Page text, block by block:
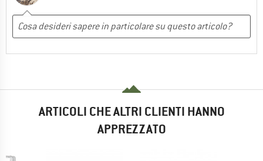
ARTICOLI CHE ALTRI CLIENTI HANNO
APPREZZATO